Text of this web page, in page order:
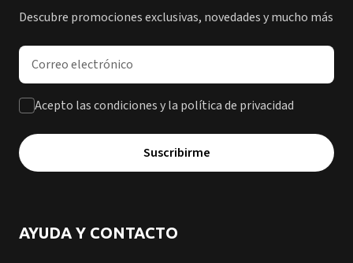
Descubre promociones exclusivas, novedades y mucho más
Dirección de correo electrónico
Acepto las condiciones y la política de privacidad
Suscribirme
AYUDA Y CONTACTO